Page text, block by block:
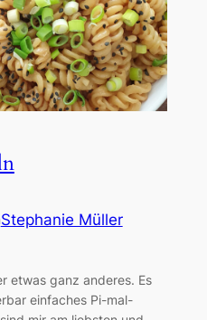
Stephanie Müller
etwas ganz anderes. Es
einfaches Pi-mal-